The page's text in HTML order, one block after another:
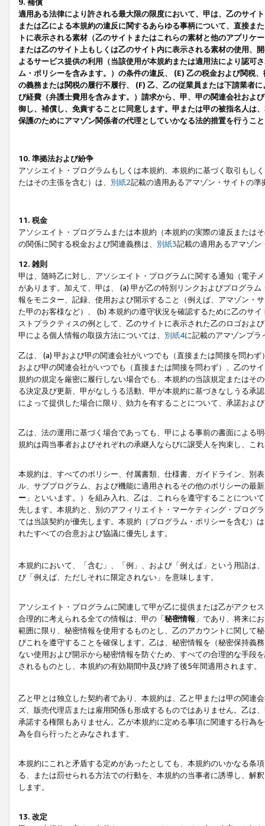
9. 補償
適用ある法律により許される最大限の限度において、甲は、乙のサイ
または乙による本規約の違反に関するあらゆる事柄について、直接ま
トに表示される素材（乙のサイトまたはこれらの素材と他のアプリ
または乙のサイト上もしくは乙のサイト内に表示される素材の使用、
よるサービス提供の利用（当該使用が本規約または適用法により認可
ム・ポリシーを含みます。）の条件の違反、 (E) 乙の税金および関税
の義務または関税の履行不履行、 (F) 乙、乙の従業員または下請業者
び経費（弁護士費用を含みます。）請求から、甲、甲の関連会社およ
御し、補償し、免責することに同意します。甲または甲の被指名人は
保護のためにアマゾン関係者の代理としていかなる法的措置を行うこ
10. 準拠法および紛争
アソシエイト・プログラムもしくは本規約、本規約に基づく取引もし
たはその主張を含む）は、 別紙2記載の適用あるアマゾン・サイトの
11. 税金
アソシエイト・プログラムまたは本規約（本規約の実際の違反または
の関係に関する税金および関連義務は、 別紙3記載の適用あるアマゾン
12. 雑則
甲は、随時乙に対し、アソシエイト・プログラムに関する通知（電子
があります。加えて、甲は、 (a) 甲が乙の特別リンクおよびプログラ
報をモニター、記録、使用および開示すること（例えば、アマゾン・
た甲のお客様など）、 (b) 本規約の遵守状況を確認するために乙のサ
ストプラクティスの例として、乙のサイトに表示された乙のロゴおよ
甲による個人情報の取扱方法については、 別紙4に記載のアマゾンプ
乙は、 (a) 甲および甲の関連会社がいつでも（直接または間接を問わ
および甲の関連会社がいつでも（直接または間接を問わず）、乙のサ
規約の規定を厳密に履行しない場合でも、本規約の当該規定またはそ
る決定及び更新、甲がなしうる活動、甲が本規約に基づきなしうる承
によって提供した場合に限り、効力を有することについて、承諾およ
乙は、法の運用に基づく場合であっても、甲による事前の書面による
規約は両当事者およびそれぞれの承継人ならびに譲受人を拘束し、こ
本規約は、すべてのポリシー、付属書類、仕様書、ガイドライン、別
ル、サブプログラム、および機能に適用されるその他のポリシーの最
ー 」といいます。）を組み入れ、乙は、これらを遵守することにつ
先します。本規約と、別のアフィリエイト・マーケティング・プログ
ては当該契約が優先します。本規約（プログラム・ポリシーを含む）
れたすべての合意および協議に優先します。
本規約において、「含む」、「例」、および「例えば」という用語は
び「例えば、ただしそれに限定されない」を意味します。
アソシエイト・プログラムに関連して甲が乙に提供または乙がアクセ
合理的に考えられる全ての情報は、甲の「秘密情報 」であり、将来に
範囲に限り、秘密情報を使用するものとし、乙のアカウントに関して
びこれを遵守することを確保します。乙は、秘密情報を（秘密保持義
ない使用および開示から秘密情報を防ぐため、すべての合理的な手段
されるものとし、本規約の有効期間中及び終了後5年間適用されます。
乙と甲とは独立した契約者であり、本規約は、乙と甲または甲の関連
ズ、販売代理店または雇用関係も形成するものではありません。乙は
承諾する権限もありません。乙が本規約に定める事項に関連する行為
為を自ら行ったとみなされます。
本規約にこれと矛盾する定めがあったとしても、本規約のいかなる条
る、または罰せられる方法での行動を、本規約の当事者に誘導し、解
します。
13. 改定